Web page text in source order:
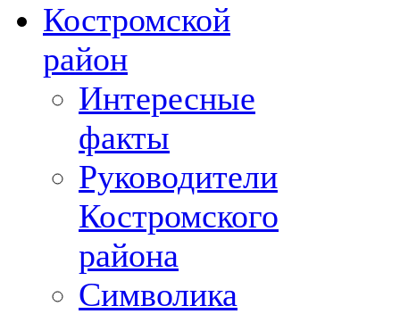
Костромской
район
Интересные
факты
Руководители
Костромского
района
Символика